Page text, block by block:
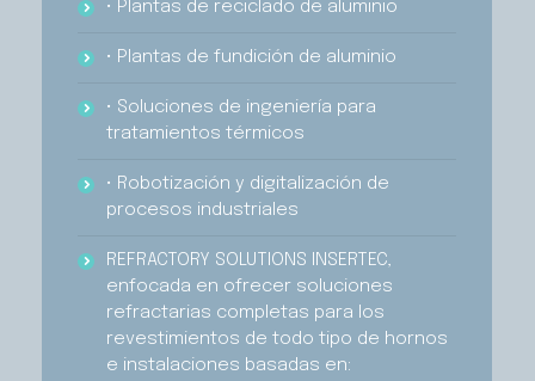
• Plantas de reciclado de aluminio
• Plantas de fundición de aluminio
• Soluciones de ingeniería para
tratamientos térmicos
• Robotización y digitalización de
procesos industriales
REFRACTORY SOLUTIONS INSERTEC,
enfocada en ofrecer soluciones
refractarias completas para los
revestimientos de todo tipo de hornos
e instalaciones basadas en: